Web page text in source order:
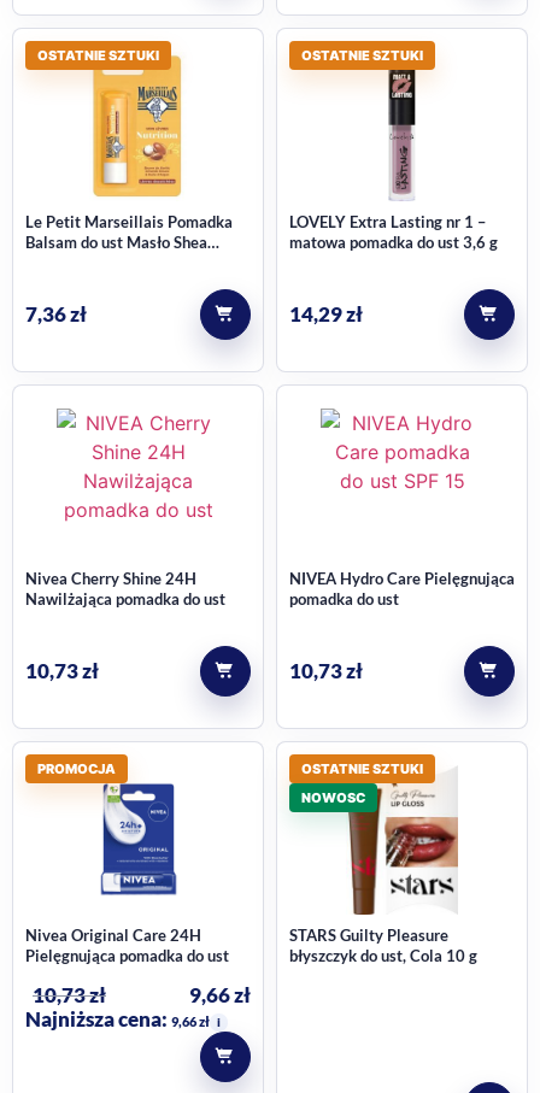
OSTATNIE SZTUKI
Le Petit Marseillais Pomadka
Balsam do ust Masło Shea
7,36zł
OSTATNIE SZTUKI
LOVELY Extra Lasting nr 1 –
matowa pomadka do ust 3,6 g
14,29zł
Nivea Cherry Shine 24H
Nawilżająca pomadka do ust
10,73zł
NIVEA Hydro Care Pielęgnująca
pomadka do ust
10,73zł
PROMOCJA
Nivea Original Care 24H
Pielęgnująca pomadka do ust
10,73zł 9,66zł
Najniższa cena: 9,66zł i
OSTATNIE SZTUKI
NOWOSC
STARS Guilty Pleasure
błyszczyk do ust, Cola 10 g